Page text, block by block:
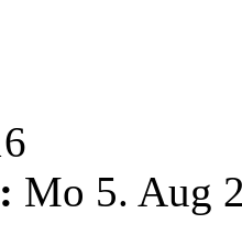
Mo 5. Aug